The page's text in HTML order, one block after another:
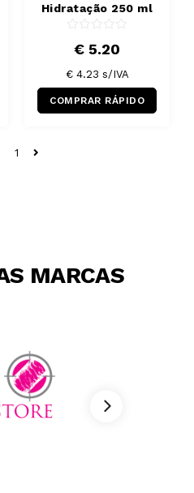
Hidratação 250 ml
€ 5.20
€ 4.23 s/IVA
COMPRAR RÁPIDO
1
MARCAS